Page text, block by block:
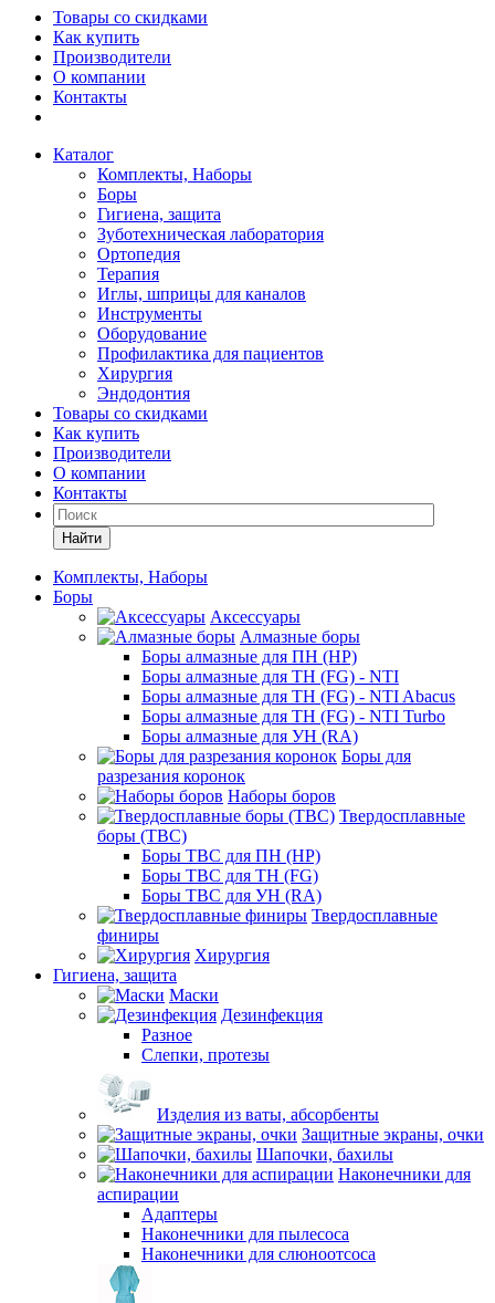
Товары со скидками
Как купить
Производители
О компании
Контакты
Каталог
Комплекты, Наборы
Боры
Гигиена, защита
Зуботехническая лаборатория
Ортопедия
Терапия
Иглы, шприцы для каналов
Инструменты
Оборудование
Профилактика для пациентов
Хирургия
Эндодонтия
Товары со скидками
Как купить
Производители
О компании
Контакты
Найти
Комплекты, Наборы
Боры
Аксессуары
Алмазные боры
Боры алмазные для ПН (HP)
Боры алмазные для ТН (FG) - NTI
Боры алмазные для ТН (FG) - NTI Abacus
Боры алмазные для ТН (FG) - NTI Turbo
Боры алмазные для УН (RA)
Боры для
разрезания коронок
Наборы боров
Твердосплавные
боры (ТВС)
Боры ТВС для ПН (HP)
Боры ТВС для ТН (FG)
Боры ТВС для УН (RA)
Твердосплавные
финиры
Хирургия
Гигиена, защита
Маски
Дезинфекция
Разное
Слепки, протезы
Изделия из ваты, абсорбенты
Защитные экраны, очки
Шапочки, бахилы
Наконечники для
аспирации
Адаптеры
Наконечники для пылесоса
Наконечники для слюноотсоса